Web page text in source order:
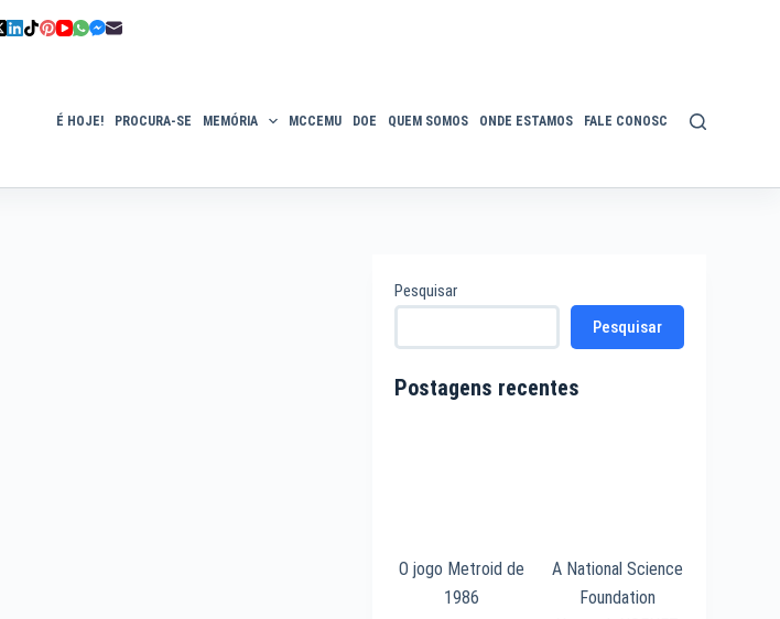
É HOJE! PROCURA-SE MEMÓRIA MCCEMU DOE QUEM SOMOS ONDE ESTAMOS FALE CONOSCO POLÍTICA DE
Pesquisar
Pesquisar
Postagens recentes
O jogo Metroid de
1986
A National Science
Foundation